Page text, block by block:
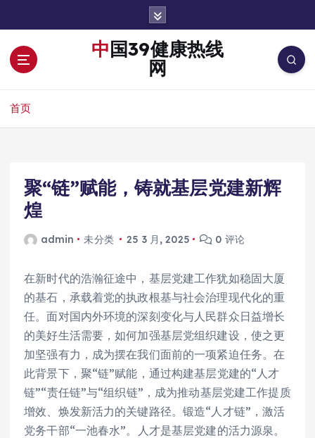
中国39健康热线
网
首页
聚“链”赋能，铸就基层党建新辉
煌
admin 未分类 25 3 月, 2025 0 评论
在新时代的浩瀚征途中，基层党建工作犹如稳固大厦
的基石，承载着党的执政根基与社会治理现代化的重
任。面对国内外环境的深刻变化与人民群众日益增长
的美好生活需要，如何加强基层党组织建设，使之更
加坚强有力，成为摆在我们面前的一项紧迫任务。在
此背景下，聚“链”赋能，通过构建基层党建的“人才
链”“责任链”与“组织链”，成为推动基层党建工作提质
增效、焕发新活力的关键路径。锻造“人才链”，激活
党务干部“一池春水”。人才是基层党建的活力源泉。